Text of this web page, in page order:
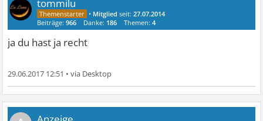
tommilu
• Mitglied seit:27.07.2014
Beiträge:966 Danke: 186 Themen:4
ja du hast ja recht
29.06.2017 12:51 •